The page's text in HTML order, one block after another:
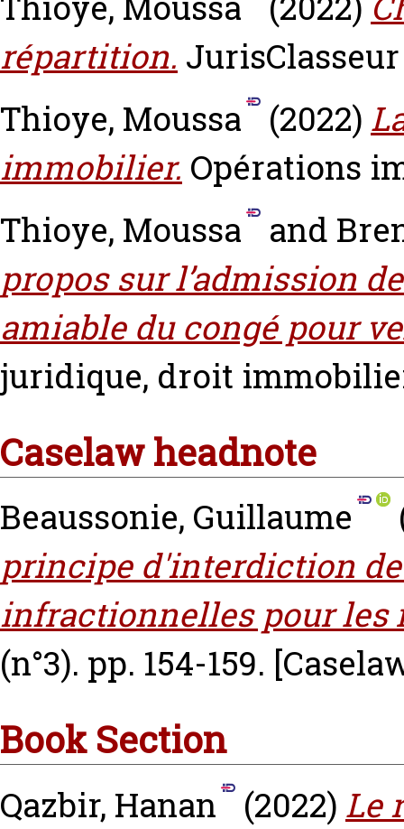
répartition.
Thioye, Moussa
(2022)
immobilier. Opérations
Thioye, Moussa
and
propos sur l’admission
amiable du congé pour
juridique, droit
Caselaw headnote
Beaussonie, Guillaume
principe d'interdiction
infractionnelles pour les
(n°3). pp. 154-159.
Book Section
Qazbir, Hanan (2022) Le